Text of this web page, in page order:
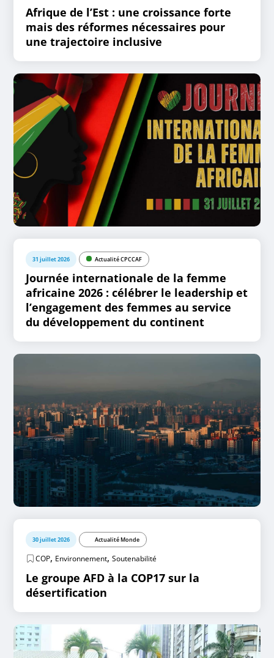
Afrique de l’Est : une croissance forte
mais des réformes nécessaires pour
une trajectoire inclusive
31 juillet 2026 Actualité CPCCAF
Journée internationale de la femme
africaine 2026 : célébrer le leadership et
l’engagement des femmes au service
du développement du continent
30 juillet 2026 Actualité Monde
COP, Environnement,Soutenabilité
Le groupe AFD à la COP17 sur la
désertification